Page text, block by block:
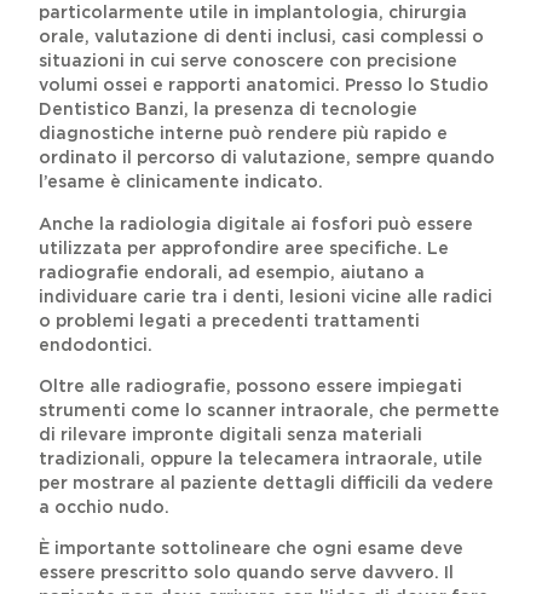
particolarmente utile in implantologia, chirurgia
orale, valutazione di denti inclusi, casi complessi o
situazioni in cui serve conoscere con precisione
volumi ossei e rapporti anatomici. Presso lo Studio
Dentistico Banzi, la presenza di tecnologie
diagnostiche interne può rendere più rapido e
ordinato il percorso di valutazione, sempre quando
l’esame è clinicamente indicato.
Anche la radiologia digitale ai fosfori può essere
utilizzata per approfondire aree specifiche. Le
radiografie endorali, ad esempio, aiutano a
individuare carie tra i denti, lesioni vicine alle radici
o problemi legati a precedenti trattamenti
endodontici.
Oltre alle radiografie, possono essere impiegati
strumenti come lo scanner intraorale, che permette
di rilevare impronte digitali senza materiali
tradizionali, oppure la telecamera intraorale, utile
per mostrare al paziente dettagli difficili da vedere
a occhio nudo.
È importante sottolineare che ogni esame deve
essere prescritto solo quando serve davvero. Il